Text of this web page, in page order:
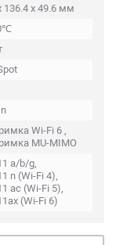
136.4 x 49.6 мм
Wi-Fi 6 ,
MU-MIMO
a/b/g,
n (Wi-Fi 4),
ac (Wi-Fi 5),
(Wi-Fi 6)